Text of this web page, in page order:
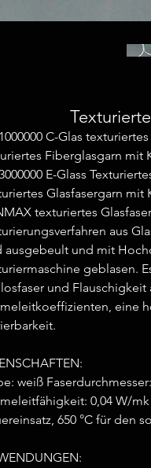
C-Glas
Fiberglasgarn mit
E-Glass
Glasfasergarn mit
texturiertes
aus
ausgebeult und mit
geblasen.
und
eine
weiß
0,04 W/
650 °C für den